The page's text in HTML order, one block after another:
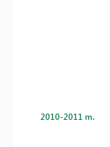
2010-2011 m.